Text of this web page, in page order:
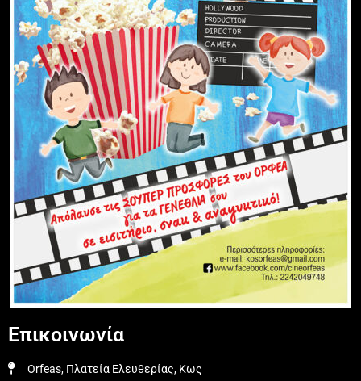
Επικοινωνία
Orfeas, Πλατεία Ελευθερίας, Κως